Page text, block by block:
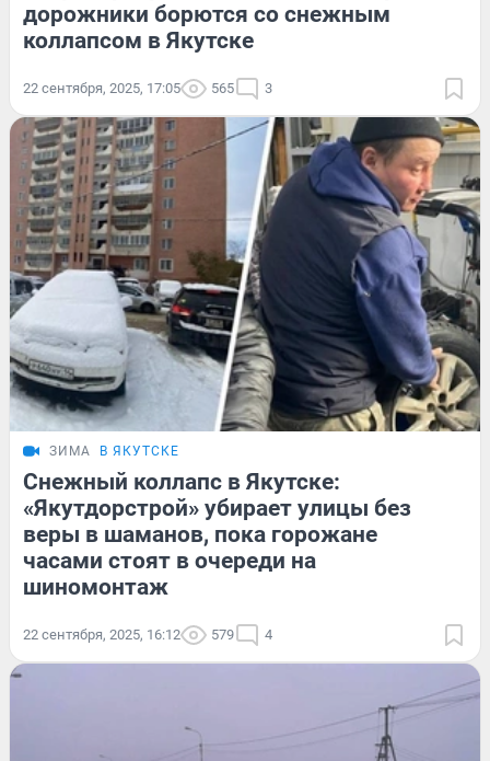
дорожники борются со снежным
коллапсом в Якутске
22 сентября, 2025, 17:05 565 3
ЗИМА В ЯКУТСКЕ
Снежный коллапс в Якутске:
«Якутдорстрой» убирает улицы без
веры в шаманов, пока горожане
часами стоят в очереди на
шиномонтаж
22 сентября, 2025, 16:12 579 4